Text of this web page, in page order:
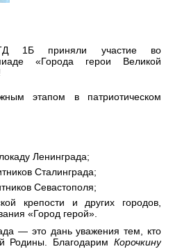
1Б приняли участие во
«Города герои Великой
этапом в патриотическом
Ленинграда;
Сталинграда;
Севастополя;
крепости и других городов,
«Город герой».
— это дань уважения тем, кто
Родины. Благодарим Корочкину